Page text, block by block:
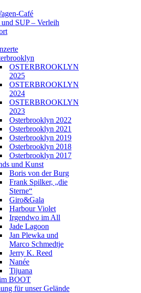
Café
SUP – Verleih
OSTERBROOKLYN
2025
OSTERBROOKLYN
2024
OSTERBROOKLYN
2023
Osterbrooklyn 2022
Osterbrooklyn 2021
Osterbrooklyn 2019
Osterbrooklyn 2018
Osterbrooklyn 2017
und Kunst
Boris von der Burg
Frank Spilker, „die
Sterne“
Giro&Gala
Harbour Violet
Irgendwo im All
Jade Lagoon
Jan Plewka und
Marco Schmedtje
Jerry K. Reed
Nanée
Tijuana
BOOT
für unser Gelände